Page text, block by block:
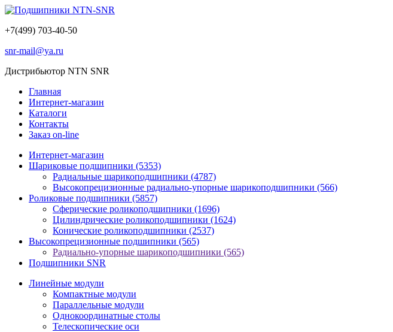
+7(499) 703-40-50
snr-mail@ya.ru
Дистрибьютор NTN SNR
Главная
Интернет-магазин
Каталоги
Контакты
Заказ on-line
Интернет-магазин
Шариковые подшипники (5353)
Радиальные шарикоподшипники (4787)
Высокопрецизионные радиально-упорные шарикоподшипники (566)
Роликовые подшипники (5857)
Сферические роликоподшипники (1696)
Цилиндрические роликоподшипники (1624)
Конические роликоподшипники (2537)
Высокопрецизионные подшипники (565)
Радиально-упорные шарикоподшипники (565)
Подшипники SNR
Линейные модули
Компактные модули
Параллельные модули
Однокоординатные столы
Телескопические оси